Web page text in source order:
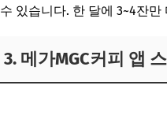
수 있습니다. 한 달에 3~4잔
3. 메가MGC커피 앱